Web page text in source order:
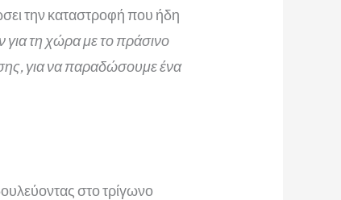
την καταστροφή που ήδη
τη χώρα με το πράσινο
για να παραδώσουμε ένα
στο τρίγωνο